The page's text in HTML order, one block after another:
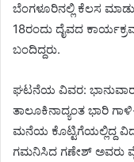
ಬೆಂಗಳೂರಿನಲ್ಲಿ ಕೆಲಸ
18ರಂದು ದೈವದ
ಬಂದಿದ್ದರು.
ಘಟನೆಯ ವಿವರ: ಭಾನುವಾರ
ತಾಲೂಕಿನಾದ್ಯಂತ ಭಾರಿ
ಮನೆಯ ಕೊಟ್ಟಿಗೆಯಲ್ಲಿದ್ದ
ಗಮನಿಸಿದ ಗಣೇಶ್ ಅವರು